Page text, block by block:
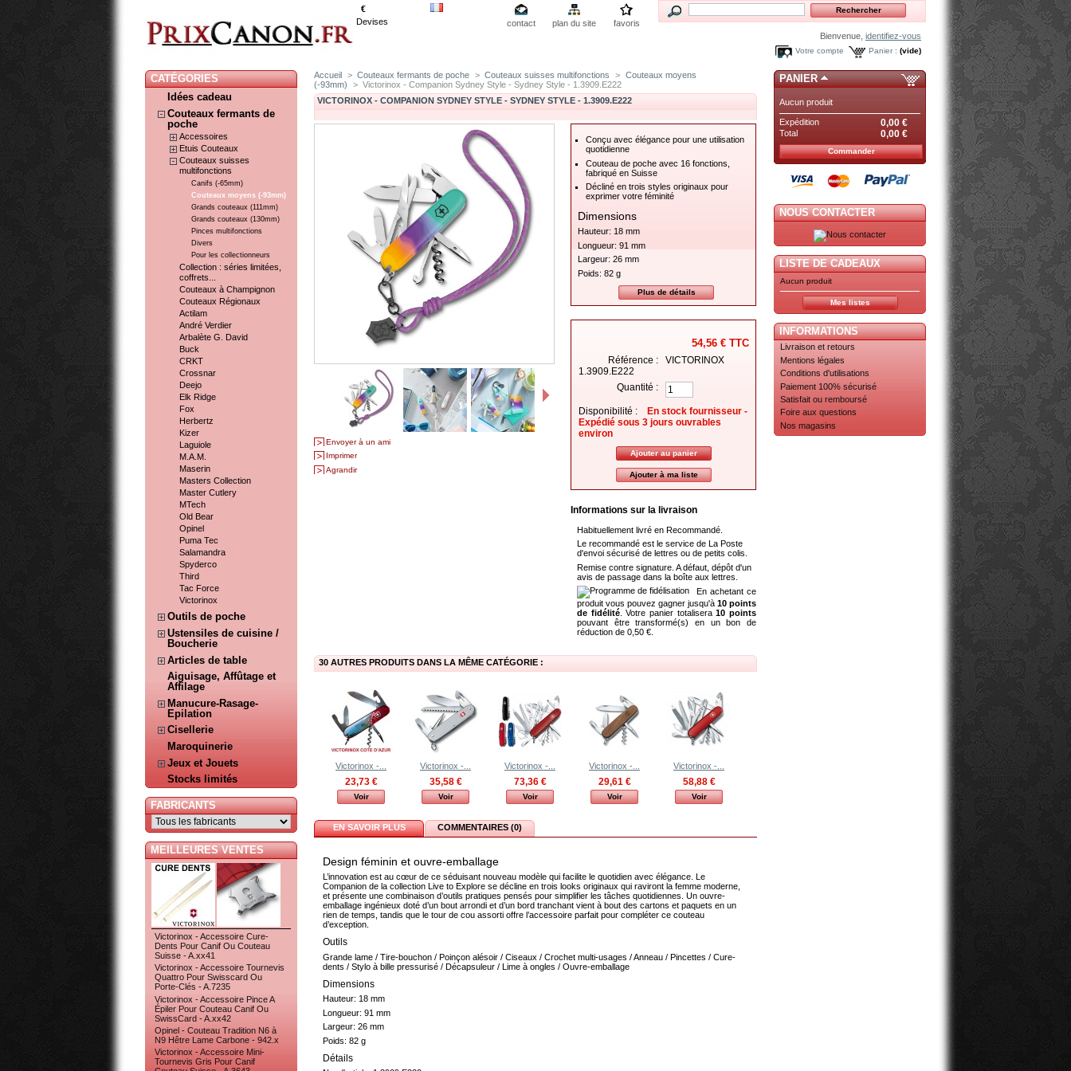
€
Devises
contact plan du site
favoris
Bienvenue, identifiez-vous
Panier : (vide)
Votre compte
CATÉGORIES
Idées cadeau
Couteaux fermants de
poche
Accessoires
Etuis Couteaux
Couteaux suisses
multifonctions
Canifs (-65mm)
Couteaux moyens (-93mm)
Grands couteaux (111mm)
Grands couteaux (130mm)
Pinces multifonctions
Divers
Pour les collectionneurs
Collection : séries limitées,
coffrets...
Couteaux à Champignon
Couteaux Régionaux
Actilam
André Verdier
Arbalète G. David
Buck
CRKT
Crossnar
Deejo
Elk Ridge
Fox
Herbertz
Kizer
Laguiole
M.A.M.
Maserin
Masters Collection
Master Cutlery
MTech
Old Bear
Opinel
Puma Tec
Salamandra
Spyderco
Third
Tac Force
Victorinox
Outils de poche
Ustensiles de cuisine /
Boucherie
Articles de table
Aiguisage, Affûtage et
Affilage
Manucure-Rasage-
Epilation
Cisellerie
Maroquinerie
Jeux et Jouets
Stocks limités
FABRICANTS
MEILLEURES VENTES
Victorinox - Accessoire Cure-
Dents Pour Canif Ou Couteau
Suisse - A.xx41
Victorinox - Accessoire Tournevis
Quattro Pour Swisscard Ou
Porte-Clés - A.7235
Victorinox - Accessoire Pince A
Épiler Pour Couteau Canif Ou
SwissCard - A.xx42
Opinel - Couteau Tradition N6 à
N9 Hêtre Lame Carbone - 942.x
Victorinox - Accessoire Mini-
Tournevis Gris Pour Canif
Accueil > Couteaux fermants de poche > Couteaux suisses multifonctions > Couteaux moyens
(-93mm)
> Victorinox - Companion Sydney Style - Sydney Style - 1.3909.E222
VICTORINOX - COMPANION SYDNEY STYLE - SYDNEY STYLE - 1.3909.E222
Envoyer à un ami
Imprimer
Agrandir
Conçu avec élégance pour une utilisation
quotidienne
Couteau de poche avec 16 fonctions,
fabriqué en Suisse
Décliné en trois styles originaux pour
exprimer votre féminité
Dimensions
Hauteur: 18 mm
Longueur: 91 mm
Largeur: 26 mm
Poids: 82 g
Plus de détails
54,56 €TTC
Référence :
VICTORINOX
1.3909.E222
Quantité :
Disponibilité :
En stock fournisseur -
Expédié sous 3 jours ouvrables
environ
Ajouter à ma liste
Informations sur la livraison
Habituellement livré en Recommandé.
Le recommandé est le service de La Poste
d'envoi sécurisé de lettres ou de petits colis.
Remise contre signature. A défaut, dépôt d'un
avis de passage dans la boîte aux lettres.
En achetant ce
produit vous pouvez gagner jusqu'à10 points
de fidélité. Votre panier totalisera10 points
pouvant être transformé(s) en un bon de
réduction de 0,50 €.
30 AUTRES PRODUITS DANS LA MÊME CATÉGORIE :
Victorinox -...
23,73 €
Voir
Victorinox -...
35,58 €
Voir
Victorinox -...
73,36 €
Voir
Victorinox -...
29,61 €
Voir
Victorinox -...
58,88 €
Voir
Victorinox -...
35,52 €
EN SAVOIR PLUS COMMENTAIRES (0)
Design féminin et ouvre-emballage
L’innovation est au cœur de ce séduisant nouveau modèle qui facilite le quotidien avec élégance. Le
Companion de la collection Live to Explore se décline en trois looks originaux qui raviront la femme moderne,
et présente une combinaison d’outils pratiques pensés pour simplifier les tâches quotidiennes. Un ouvre-
emballage ingénieux doté d’un bout arrondi et d’un bord tranchant vient à bout des cartons et paquets en un
rien de temps, tandis que le tour de cou assorti offre l’accessoire parfait pour compléter ce couteau
d’exception.
Outils
Grande lame / Tire-bouchon / Poinçon alésoir / Ciseaux / Crochet multi-usages / Anneau / Pincettes / Cure-
dents / Stylo à bille pressurisé / Décapsuleur / Lime à ongles / Ouvre-emballage
Dimensions
Hauteur: 18 mm
Longueur: 91 mm
Largeur: 26 mm
Poids: 82 g
Détails
PANIER
Aucun produit
Expédition 0,00 €
Total 0,00 €
Commander
NOUS CONTACTER
LISTE DE CADEAUX
Aucun produit
Mes listes
INFORMATIONS
Livraison et retours
Mentions légales
Conditions d'utilisations
Paiement 100% sécurisé
Satisfait ou remboursé
Foire aux questions
Nos magasins